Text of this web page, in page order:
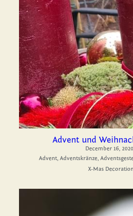
Advent und
December 16, 2020
Advent, Adventskränze,
X-Mas Decoration